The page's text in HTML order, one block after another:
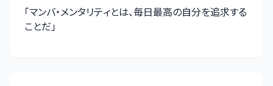
「マンバ・メンタリティとは、毎日最高の自分を追求する
ことだ」